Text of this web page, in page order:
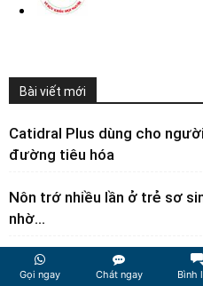
Bài viết mới
Catidral Plus dùng cho
đường tiêu hóa
Nôn trớ nhiều lần ở trẻ sơ
nhờ...
Glamor by Medzavy –
xuân cho...
Gọi ngay Chát ngay Bình